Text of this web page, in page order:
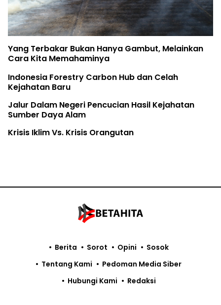
Yang Terbakar Bukan Hanya Gambut, Melainkan
Cara Kita Memahaminya
Indonesia Forestry Carbon Hub dan Celah
Kejahatan Baru
Jalur Dalam Negeri Pencucian Hasil Kejahatan
Sumber Daya Alam
Krisis Iklim Vs. Krisis Orangutan
Berita Sorot Opini
Sosok
Tentang Kami
Pedoman Media Siber
Hubungi Kami
Redaksi